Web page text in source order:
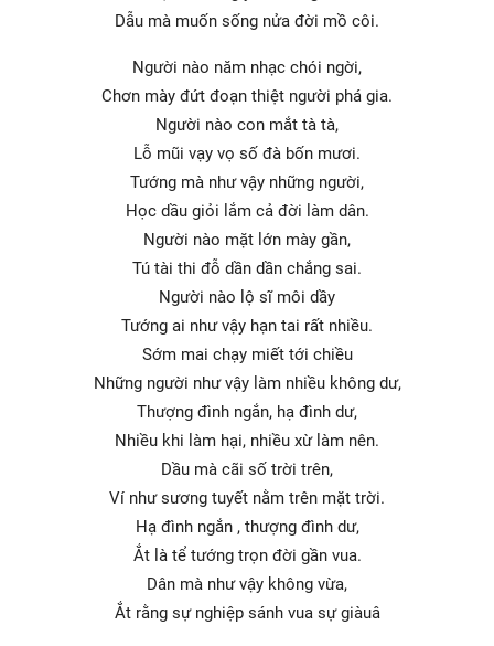
Dẫu mà muốn sống nửa đời mồ côi.
Người nào năm nhạc chói ngời,
Chơn mày đứt đoạn thiệt người phá gia.
Người nào con mắt tà tà,
Lỗ mũi vạy vọ số đà bốn mươi.
Tướng mà như vậy những người,
Học dầu giỏi lắm cả đời làm dân.
Người nào mặt lớn mày gần,
Tú tài thi đỗ dần dần chắng sai.
Người nào lộ sĩ môi dầy
Tướng ai như vậy hạn tai rất nhiều.
Sớm mai chạy miết tới chiều
Những người như vậy làm nhiều không dư,
Thượng đình ngắn, hạ đình dư,
Nhiều khi làm hại, nhiều xừ làm nên.
Dầu mà cãi số trời trên,
Ví như sương tuyết nằm trên mặt trời.
Hạ đình ngắn , thượng đình dư,
Ắt là tể tướng trọn đời gần vua.
Dân mà như vậy không vừa,
Ắt rằng sự nghiệp sánh vua sự giàuâ